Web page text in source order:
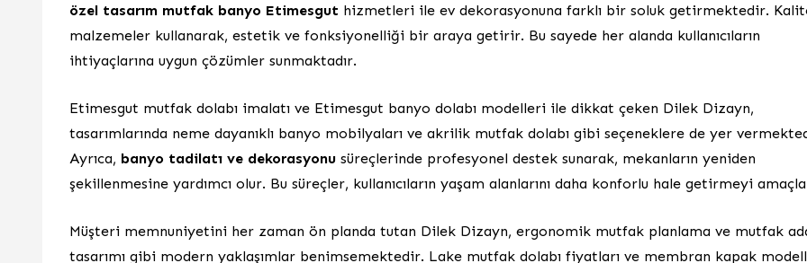
özel tasarım mutfak banyo Etimesgut hizmetleri ile ev dekorasyonuna farklı bir soluk getirmektedir.
malzemeler kullanarak, estetik ve fonksiyonelliği bir araya getirir. Bu sayede her alanda kullanıcıların
ihtiyaçlarına uygun çözümler sunmaktadır.
Etimesgut mutfak dolabı imalatı ve Etimesgut banyo dolabı modelleri ile dikkat çeken Dilek Dizayn,
tasarımlarında neme dayanıklı banyo mobilyaları ve akrilik mutfak dolabı gibi seçeneklere de yer
Ayrıca, banyo tadilatı ve dekorasyonu süreçlerinde profesyonel destek sunarak, mekanların yeniden
şekillenmesine yardımcı olur. Bu süreçler, kullanıcıların yaşam alanlarını daha konforlu hale getirmeyi
Müşteri memnuniyetini her zaman ön planda tutan Dilek Dizayn, ergonomik mutfak planlama ve mutfak
tasarımı gibi modern yaklaşımlar benimsemektedir. Lake mutfak dolabı fiyatları ve membran kapak